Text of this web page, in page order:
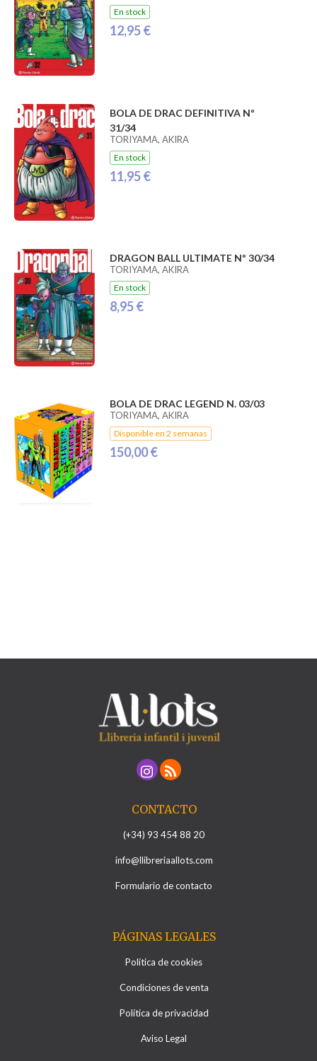
En stock
12,95 €
BOLA DE DRAC DEFINITIVA Nº
31/34
TORIYAMA, AKIRA
En stock
11,95 €
DRAGON BALL ULTIMATE Nº 30/34
TORIYAMA, AKIRA
En stock
8,95 €
BOLA DE DRAC LEGEND N. 03/03
TORIYAMA, AKIRA
Disponible en 2 semanas
150,00 €
CONTACTO
(+34) 93 454 88 20
info@llibreriaallots.com
Formulario de contacto
PÁGINAS LEGALES
Política de cookies
Condiciones de venta
Política de privacidad
Aviso Legal